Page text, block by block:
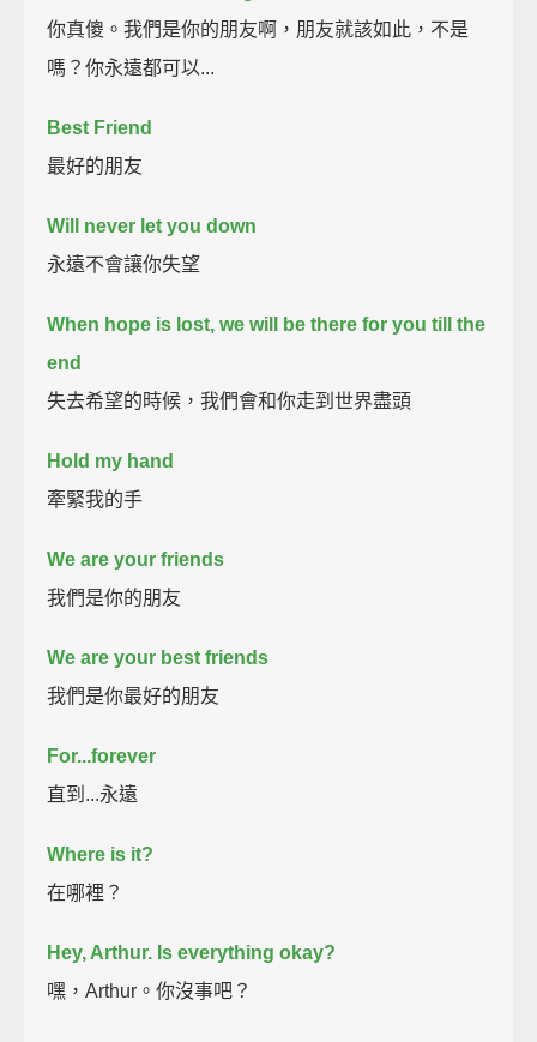
你真傻。我們是你的朋友啊，朋友就該如此，不是
嗎？你永遠都可以...
Best Friend
最好的朋友
Will never let you down
永遠不會讓你失望
When hope is lost, we will be there for you till the
end
失去希望的時候，我們會和你走到世界盡頭
Hold my hand
牽緊我的手
We are your friends
我們是你的朋友
We are your best friends
我們是你最好的朋友
For...forever
直到...永遠
Where is it?
在哪裡？
Hey, Arthur. Is everything okay?
嘿，Arthur。你沒事吧？